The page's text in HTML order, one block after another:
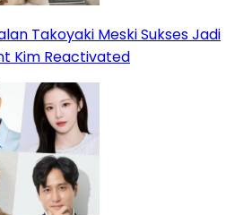
Takoyaki Meski Sukses Jadi
Kim Reactivated